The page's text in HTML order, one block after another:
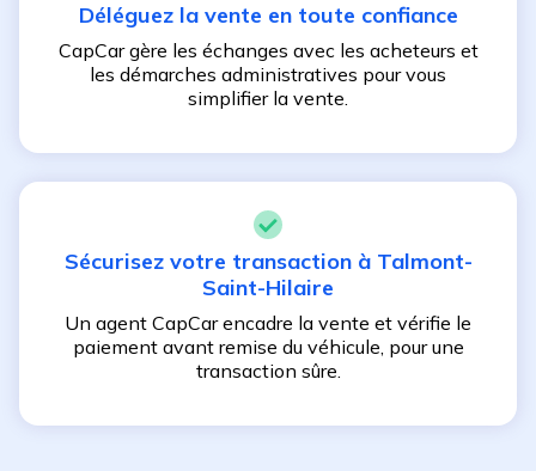
Déléguez la vente en toute confiance
CapCar gère les échanges avec les acheteurs et
les démarches administratives pour vous
simplifier la vente.
Sécurisez votre transaction à Talmont-
Saint-Hilaire
Un agent CapCar encadre la vente et vérifie le
paiement avant remise du véhicule, pour une
transaction sûre.